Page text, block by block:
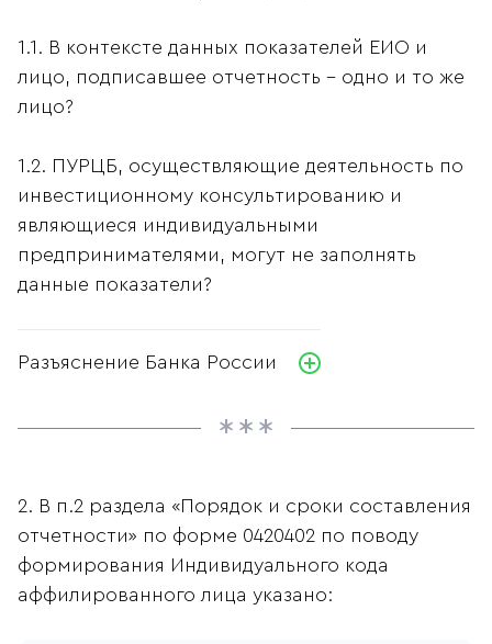
1.1. В контексте данных показателей ЕИО и
лицо, подписавшее отчетность - одно и то же
лицо?
1.2. ПУРЦБ, осуществляющие деятельность по
инвестиционному консультированию и
являющиеся индивидуальными
предпринимателями, могут не заполнять
данные показатели?
Разъяснение Банка России
2. В п.2 раздела «Порядок и сроки составления
отчетности» по форме 0420402 по поводу
формирования Индивидуального кода
аффилированного лица указано: